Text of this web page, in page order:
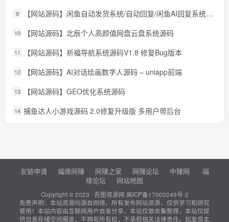
9 【网站源码】闲鱼自动发货系统/自动回复/闲鱼AI回复系统源码
10 【网站源码】北辰个人高颜值网盘云盘系统源码
11 【网站源码】祈福导航系统源码V1.8 修复Bug版本
12 【网站源码】AI对话绘画数字人源码 – uniapp前端
13 【网站源码】GEO优化系统源码
14 捕鱼达人小游戏源码 2.0修复升级版 多用户带后台
友链申请 福缘网赚 网赚之家 网赚论坛 中赚网
福
缘论坛
网站地图
Copyright © 2023 · 吾图资源网 闽ICP备17000249号-2
免责声明：本站资源均源自网络，所有发布网站资源，仅供学习和研究
使用！本站内容由互联网用户自发分享，本站仅做收集整理，本站仅提
供信息存储空间服务，不拥有所有权，不承担相关法律责任。如发现本